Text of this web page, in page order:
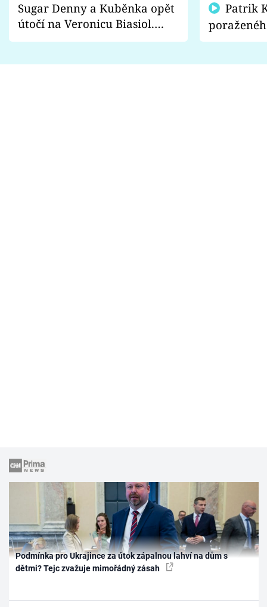
Sugar Denny a Kuběnka opět
útočí na Veronicu Biasiol.
Proč je podle nich falešná a
fanoušci
Podmínka pro Ukrajince za útok zápalnou lahví na dům s
dětmi? Tejc zvažuje mimořádný zásah